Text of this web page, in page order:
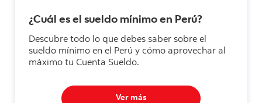
¿Cuál es el sueldo mínimo en Perú?
Descubre todo lo que debes saber sobre el
sueldo mínimo en el Perú y cómo aprovechar al
máximo tu Cuenta Sueldo.
Ver más